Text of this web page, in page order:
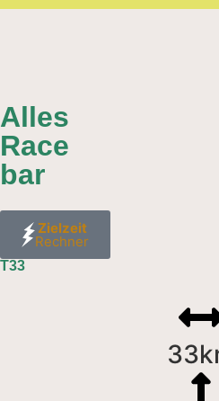
Alles
Race
bar
Zielzeit
Rechner
T33